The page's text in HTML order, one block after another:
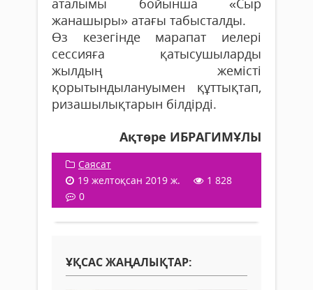
жанашыры» атағы табысталды.
Өз кезегінде марапат иелері
сессияға қаты­сушыларды
жылдың жемісті
қорытындылануы­мен құттықтап,
ризашылықтарын білдірді.
Ақтөре ИБРАГИМҰЛЫ
Саясат
19 желтоқсан 2019 ж.
1 828
0
ҰҚСАС ЖАҢАЛЫҚТАР: